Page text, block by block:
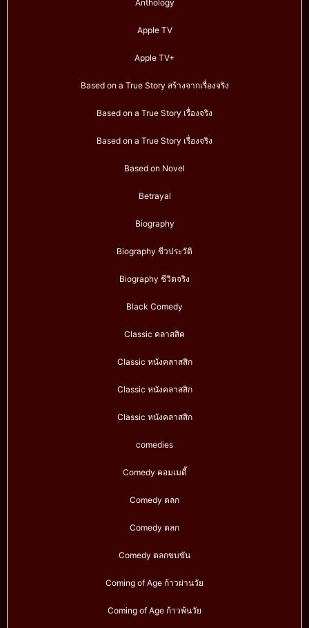
Anthology
Apple TV
Apple TV+
Based on a True Story สร้างจากเรื่องจริง
Based on a True Story เรื่องจริง
Based on a True Story เรื่องจริง
Based on Novel
Betrayal
Biography
Biography ชีวประวัติ
Biography ชีวิตจริง
Black Comedy
Classic คลาสสิค
Classic หนังคลาสสิก
Classic หนังคลาสสิก
Classic หนังคลาสสิก
comedies
Comedy คอมเมดี้
Comedy ตลก
Comedy ตลก
Comedy ตลกขบขัน
Coming of Age ก้าวผ่านวัย
Coming of Age ก้าวพ้นวัย